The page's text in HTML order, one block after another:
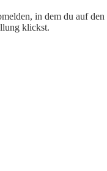
in dem du auf den
klickst.